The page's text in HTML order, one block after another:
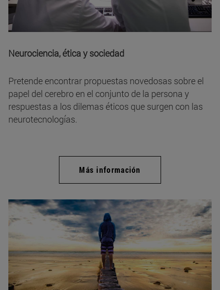
Neurociencia, ética y sociedad
Pretende encontrar propuestas novedosas sobre el
papel del cerebro en el conjunto de la persona y
respuestas a los dilemas éticos que surgen con las
neurotecnologías.
Más información